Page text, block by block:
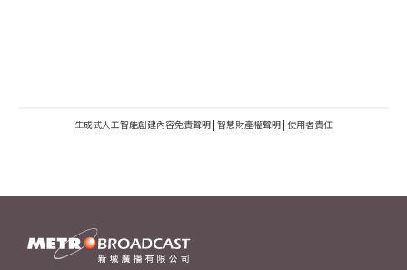
生成式人工智能創建內容免責聲明 | 智慧財產權聲明 | 使用者責任